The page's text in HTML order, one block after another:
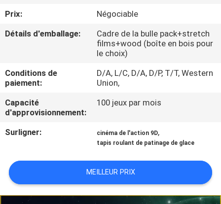
VISITE
L'USINE
CONTRÔLE
DE
QUALITÉ
NOUS
CONTACTER
Prix:
Négociable
Détails d'emballage:
Cadre de la bulle pack+stretch
films+wood (boîte en bois pour
le choix)
Conditions de
paiement:
D/A, L/C, D/A, D/P, T/T, Western
Union,
Capacité
d'approvisionnement:
100 jeux par mois
Surligner: cinéma de l'action 9D,
tapis roulant de patinage de glace
MEILLEUR PRIX